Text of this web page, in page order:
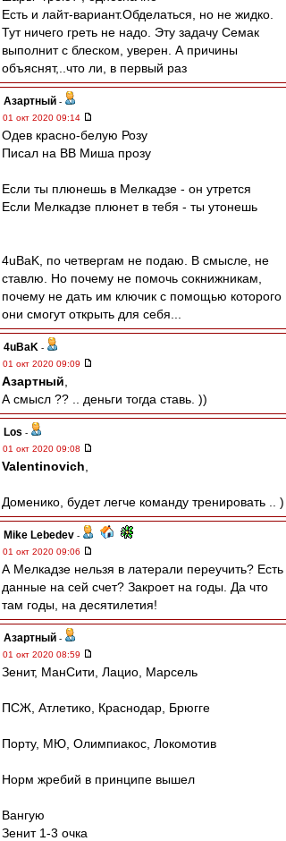
Есть и лайт-вариант.Обделаться, но не жидко.
Тут ничего греть не надо. Эту задачу Семак
выполнит с блеском, уверен. А причины
объяснят,..что ли, в первый раз
Азартный -
01 окт 2020 09:14
Одев красно-белую Розу
Писал на ВВ Миша прозу
Если ты плюнешь в Мелкадзе - он утрется
Если Мелкадзе плюнет в тебя - ты утонешь
4uBaK, по четвергам не подаю. В смысле, не
ставлю. Но почему не помочь сокнижникам,
почему не дать им ключик с помощью которого
они смогут открыть для себя...
4uBaK -
01 окт 2020 09:09
Азартный
А смысл ?? .. деньги тогда ставь. ))
Los -
01 окт 2020 09:08
Valentinovich
Доменико, будет легче команду тренировать .. )
Mike Lebedev -
01 окт 2020 09:06
А Мелкадзе нельзя в латерали переучить? Есть
данные на сей счет? Закроет на годы. Да что
там годы, на десятилетия!
Азартный -
01 окт 2020 08:59
Зенит, МанСити, Лацио, Марсель
ПСЖ, Атлетико, Краснодар, Брюгге
Порту, МЮ, Олимпиакос, Локомотив
Норм жребий в принципе вышел
Вангую
Зенит 1-3 очка